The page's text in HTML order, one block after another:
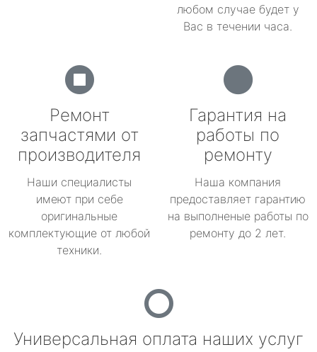
любом случае будет у
Вас в течении часа.
Ремонт
запчастями от
производителя
Наши специалисты
имеют при себе
оригинальные
комплектующие от любой
техники.
Гарантия на
работы по
ремонту
Наша компания
предоставляет гарантию
на выполненые работы по
ремонту до 2 лет.
Универсальная оплата наших услуг